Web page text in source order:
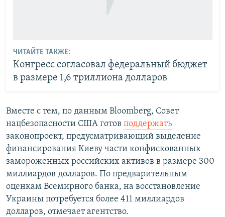
ЧИТАЙТЕ ТАКЖЕ:
Конгресс согласовал федеральный бюджет
в размере 1,6 триллиона долларов
Вместе с тем, по данным Bloomberg, Совет
нацбезопасности США готов поддержать
законопроект, предусматривающий выделение
финансирования Киеву части конфискованных
замороженных российских активов в размере 300
миллиардов долларов. По предварительным
оценкам Всемирного банка, на восстановление
Украины потребуется более 411 миллиардов
долларов, отмечает агентство.